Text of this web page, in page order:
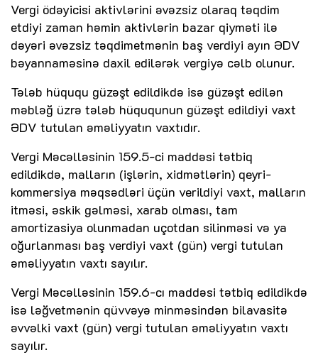
Vergi ödəyicisi aktivlərini əvəzsiz olaraq təqdim
etdiyi zaman həmin aktivlərin bazar qiyməti ilə
dəyəri əvəzsiz təqdimetmənin baş verdiyi ayın ƏDV
bəyannaməsinə daxil edilərək vergiyə cəlb olunur.
Tələb hüququ güzəşt edildikdə isə güzəşt edilən
məbləğ üzrə tələb hüququnun güzəşt edildiyi vaxt
ƏDV tutulan əməliyyatın vaxtıdır.
Vergi Məcəlləsinin 159.5-ci maddəsi tətbiq
edildikdə, malların (işlərin, xidmətlərin) qeyri-
kommersiya məqsədləri üçün verildiyi vaxt, malların
itməsi, əskik gəlməsi, xarab olması, tam
amortizasiya olunmadan uçotdan silinməsi və ya
oğurlanması baş verdiyi vaxt (gün) vergi tutulan
əməliyyatın vaxtı sayılır.
Vergi Məcəlləsinin 159.6-cı maddəsi tətbiq edildikdə
isə ləğvetmənin qüvvəyə minməsindən bilavasitə
əvvəlki vaxt (gün) vergi tutulan əməliyyatın vaxtı
sayılır.